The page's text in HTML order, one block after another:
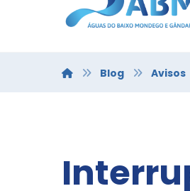
Blog Avisos